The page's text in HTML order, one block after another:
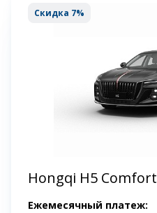
Скидка 7%
Hongqi H5 Comfort
Ежемесячный платеж: